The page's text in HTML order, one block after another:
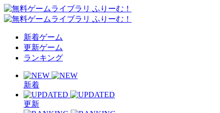
新着ゲーム
更新ゲーム
ランキング
新着
更新